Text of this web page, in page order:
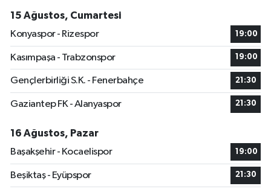
15 Ağustos, Cumartesi
Konyaspor - Rizespor
19:00
Kasımpaşa - Trabzonspor 19:00
Gençlerbirliği S.K. - Fenerbahçe 21:30
Gaziantep FK - Alanyaspor 21:30
16 Ağustos, Pazar
Başakşehir - Kocaelispor
19:00
Beşiktaş - Eyüpspor 21:30